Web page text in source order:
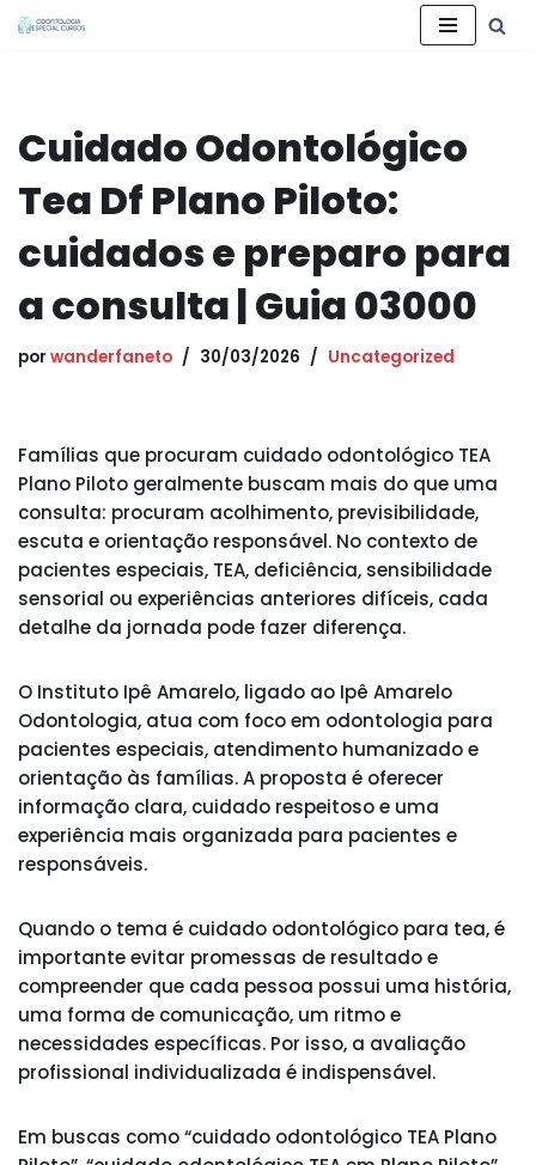
conteúdo
Cuidado Odontológico
Tea Df Plano Piloto:
cuidados e preparo para
a consulta | Guia 03000
por wanderfaneto 30/03/2026 Uncategorized
Famílias que procuram cuidado odontológico TEA
Plano Piloto geralmente buscam mais do que uma
consulta: procuram acolhimento, previsibilidade,
escuta e orientação responsável. No contexto de
pacientes especiais, TEA, deficiência, sensibilidade
sensorial ou experiências anteriores difíceis, cada
detalhe da jornada pode fazer diferença.
O Instituto Ipê Amarelo, ligado ao Ipê Amarelo
Odontologia, atua com foco em odontologia para
pacientes especiais, atendimento humanizado e
orientação às famílias. A proposta é oferecer
informação clara, cuidado respeitoso e uma
experiência mais organizada para pacientes e
responsáveis.
Quando o tema é cuidado odontológico para tea, é
importante evitar promessas de resultado e
compreender que cada pessoa possui uma história,
uma forma de comunicação, um ritmo e
necessidades específicas. Por isso, a avaliação
profissional individualizada é indispensável.
Em buscas como “cuidado odontológico TEA Plano